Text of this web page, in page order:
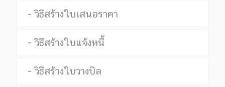
วิธีสร้างใบเสนอราคา
วิธีสร้างใบแจ้งหนี้
วิธีสร้างใบวางบิล